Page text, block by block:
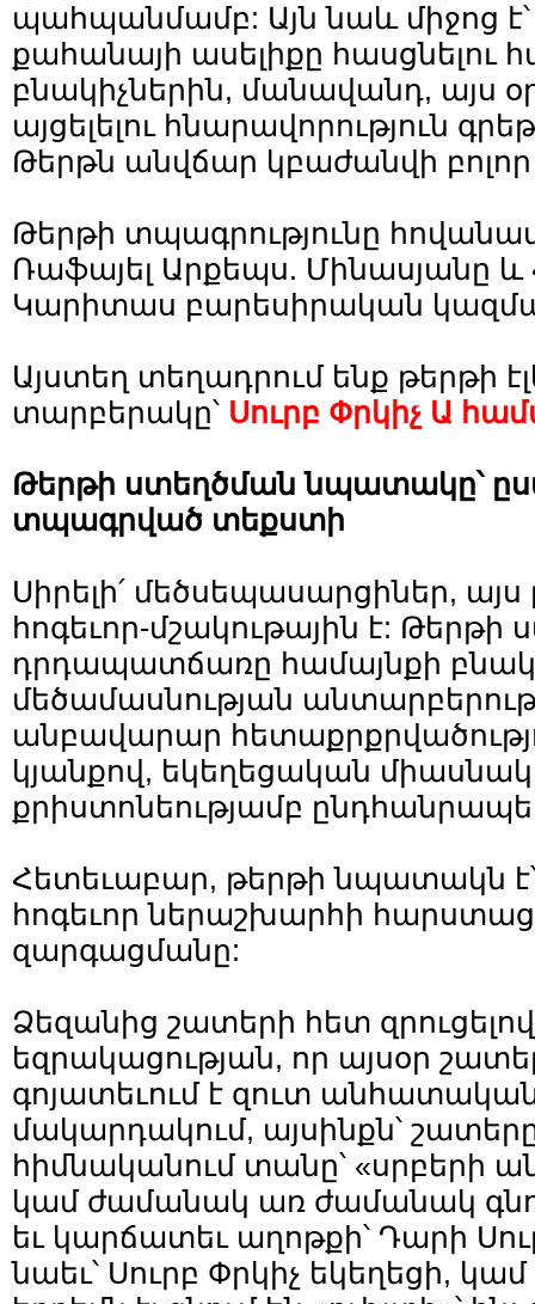
պահպանմամբ: Այն նաև միջոց
քահանայի ասելիքը հասցնելու
բնակիչներին, մանավանդ, այս
այցելելու հնարավորություն
Թերթն անվճար կբաժանվի բոլոր
Թերթի տպագրությունը
Ռաֆայել Արքեպս. Մինասյանը
Կարիտաս բարեսիրական
Այստեղ տեղադրում ենք թերթի
տարբերակը՝ Սուրբ Փրկիչ Ա
Թերթի ստեղծման նպատակը՝
տպագրված տեքստի
Սիրելի՛ մեծսեպասարցիներ, այս
հոգեւոր-մշակութային է: Թերթի
դրդապատճառը համայնքի
մեծամասնության
անբավարար
կյանքով, եկեղեցական
քրիստոնեությամբ
Հետեւաբար, թերթի նպատակն է՝
հոգեւոր ներաշխարհի
զարգացմանը:
Ձեզանից շատերի հետ
եզրակացության, որ այսօր
գոյատեւում է զուտ
մակարդակում, այսինքն՝
հիմնականում տանը՝ «սրբերի
կամ ժամանակ առ ժամանակ
եւ կարճատեւ աղոթքի՝ Դարի
նաեւ՝ Սուրբ Փրկիչ եկեղեցի,